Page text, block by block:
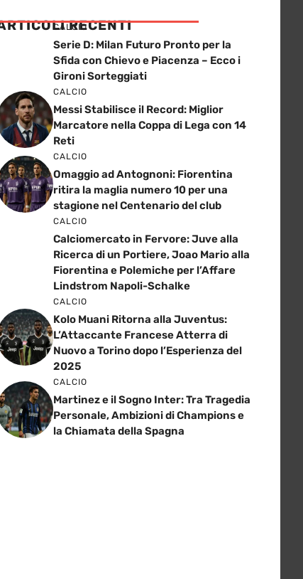
RECENTI
CALCIO
Serie D: Milan Futuro Pronto per la
Sfida con Chievo e Piacenza – Ecco i
Gironi Sorteggiati
CALCIO
Messi Stabilisce il Record: Miglior
Marcatore nella Coppa di Lega con 14
Reti
CALCIO
Omaggio ad Antognoni: Fiorentina
ritira la maglia numero 10 per una
stagione nel Centenario del club
CALCIO
Calciomercato in Fervore: Juve alla
Ricerca di un Portiere, Joao Mario alla
Fiorentina e Polemiche per l’Affare
Lindstrom Napoli-Schalke
CALCIO
Kolo Muani Ritorna alla Juventus:
L’Attaccante Francese Atterra di
Nuovo a Torino dopo l’Esperienza del
2025
CALCIO
Martinez e il Sogno Inter: Tra Tragedia
Personale, Ambizioni di Champions e
la Chiamata della Spagna